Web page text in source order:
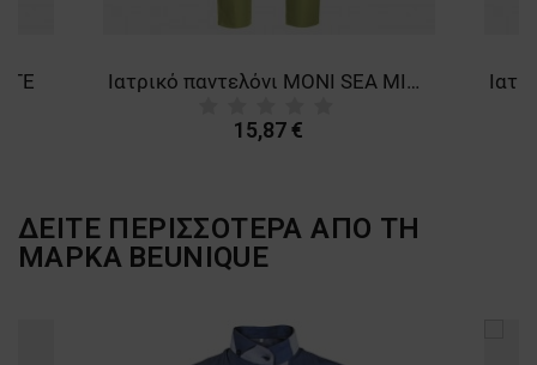
Ιατρικό παντελόνι MONI SEA MIST
15,87 €
ΔΕΙΤΕ ΠΕΡΙΣΣΟΤΕΡΑ ΑΠΟ ΤΗ
ΜΑΡΚΑ BEUNIQUE